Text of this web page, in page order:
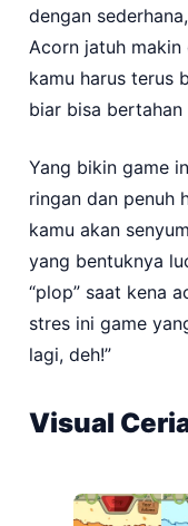
dengan
Acorn jatuh makin
kamu harus terus
biar bisa bertahan
Yang bikin game
ringan dan penuh
kamu akan
yang bentuknya
“plop” saat kena
stres ini game
lagi, deh!”
Visual